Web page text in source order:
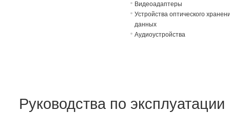
Видеоадаптеры
Устройства оптического
данных
Аудиоустройства
Руководства по